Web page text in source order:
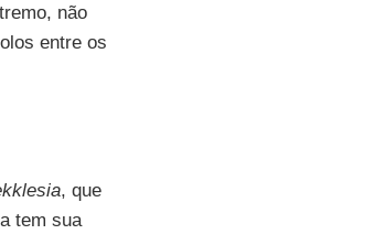
não
entre os
, que
tem sua